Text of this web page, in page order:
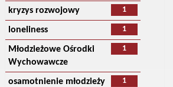
1
kryzys rozwojowy
1
loneliness
1
Młodzieżowe Ośrodki
Wychowawcze
1
osamotnienie młodzieży